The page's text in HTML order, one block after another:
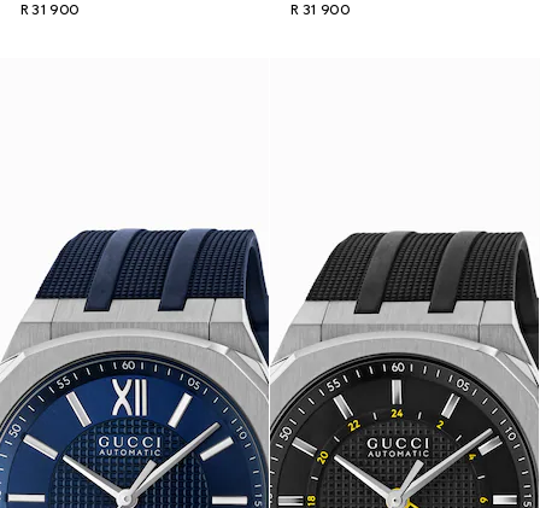
R 31 900
R 31 900